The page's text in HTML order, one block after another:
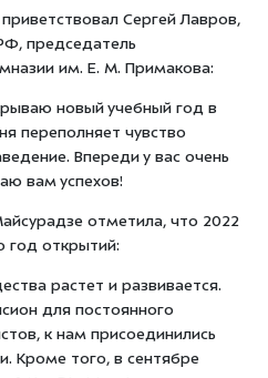
Сергей Лавров,
председатель
им. Е. М. Примакова:
новый учебный год в
переполняет чувство
Впереди у вас очень
вам успехов!
отметила, что 2022
год открытий:
растет и развивается.
для постоянного
к нам присоединились
Кроме того, в сентябре